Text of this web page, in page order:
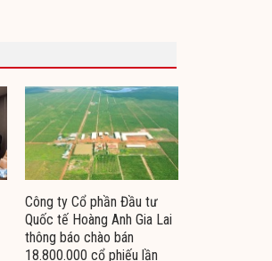
Công ty Cổ phần Đầu tư
Quốc tế Hoàng Anh Gia Lai
thông báo chào bán
18.800.000 cổ phiếu lần